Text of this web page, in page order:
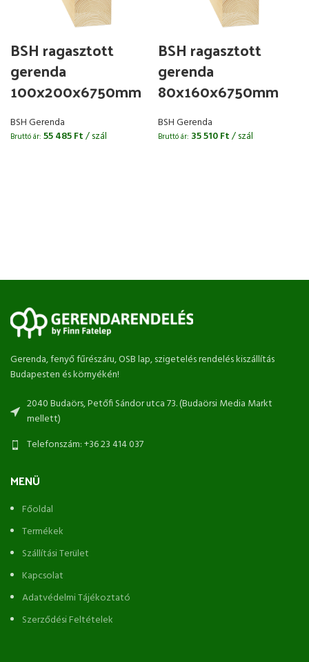
BSH ragasztott
gerenda
100x200x6750mm
BSH Gerenda
Bruttó ár: 55 485Ft/ szál
BSH ragasztott
gerenda
80x160x6750mm
BSH Gerenda
Bruttó ár: 35 510Ft/ szál
Gerenda, fenyő fűrészáru, OSB lap, szigetelés rendelés kiszállítás
Budapesten és környékén!
2040 Budaörs, Petőfi Sándor utca 73. (Budaörsi Media Markt
mellett)
Telefonszám: +36 23 414 037
MENÜ
Főoldal
Termékek
Szállítási Terület
Kapcsolat
Adatvédelmi Tájékoztató
Szerződési Feltételek